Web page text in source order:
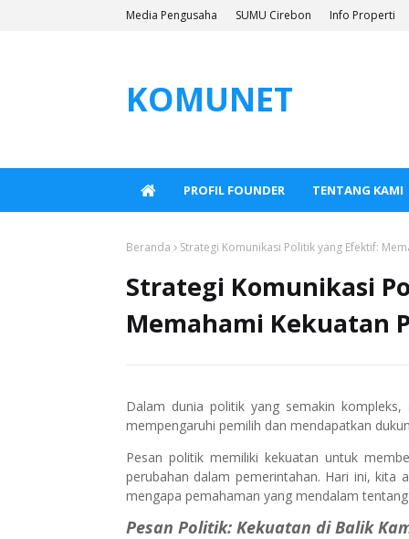
Media Pengusaha SUMU Cirebon Info Properti
KOMUNET
PROFIL FOUNDER TENTANG KAMI
Beranda Strategi Komunikasi Politik yang Efektif:
Strategi Komunikasi
Memahami Kekuatan
Dalam dunia politik yang semakin
mempengaruhi pemilih dan mendapatkan
Pesan politik memiliki kekuatan untuk
perubahan dalam pemerintahan. Hari ini, kita
mengapa pemahaman yang mendalam
Pesan Politik: Kekuatan di Balik